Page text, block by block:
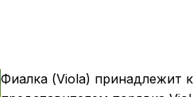
Фиалка (Viola) принадлежит